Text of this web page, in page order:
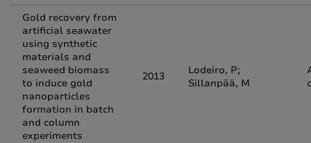
Gold recovery from
artificial seawater
using synthetic
materials and
seaweed biomass
to induce gold
nanoparticles
formation in batch
and column
experiments
2013
Lodeiro, P;
Sillanpää, M